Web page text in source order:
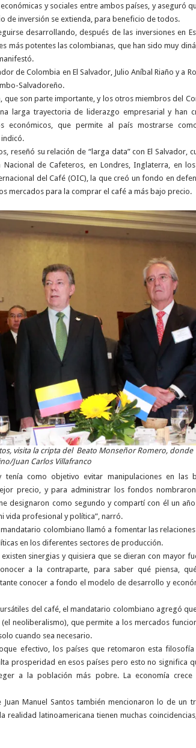
y sociales entre ambos países, y aseguró
de inversión se extienda, para beneficio de todos.
desarrollando, después de las inversiones en
más potentes las colombianas, que han sido muy
de Colombia en El Salvador, Julio Aníbal Riaño y a
Salvadoreño.
que son parte importante, y los otros miembros del
larga trayectoria de liderazgo empresarial y han
económicos, que permite al país mostrarse
reseñó su relación de “larga data” con El Salvador,
de Cafeteros, en Londres, Inglaterra, en
del Café (OIC), la que creó un fondo en
mercados para la comprar el café a más bajo precio.
visita la cripta del Beato Monseñor Romero, donde
Juan Carlos Villafranco
como objetivo evitar manipulaciones en las
precio, y para administrar los fondos
designaron como segundo y compartí con él un
vida profesional y política”, narró.
colombiano llamó a fomentar las
en los diferentes sectores de producción.
sinergias y quisiera que se dieran con mayor
a la contraparte, para saber qué piensa,
conocer a fondo el modelo de desarrollo y
del café, el mandatario colombiano agregó
neoliberalismo), que permite a los mercados
cuando sea necesario.
efectivo, los países que retomaron esta
prosperidad en esos países pero esto no significa
a la población más pobre. La economía crece
Juan Manuel Santos también mencionaron lo de un
realidad latinoamericana tienen muchas